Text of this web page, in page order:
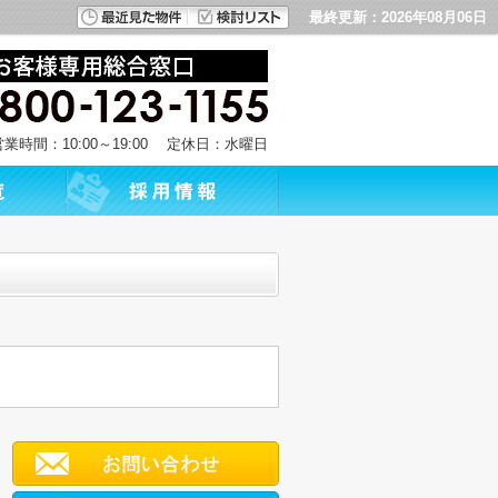
最終更新：2026年08月06日
業時間：10:00～19:00 定休日：水曜日